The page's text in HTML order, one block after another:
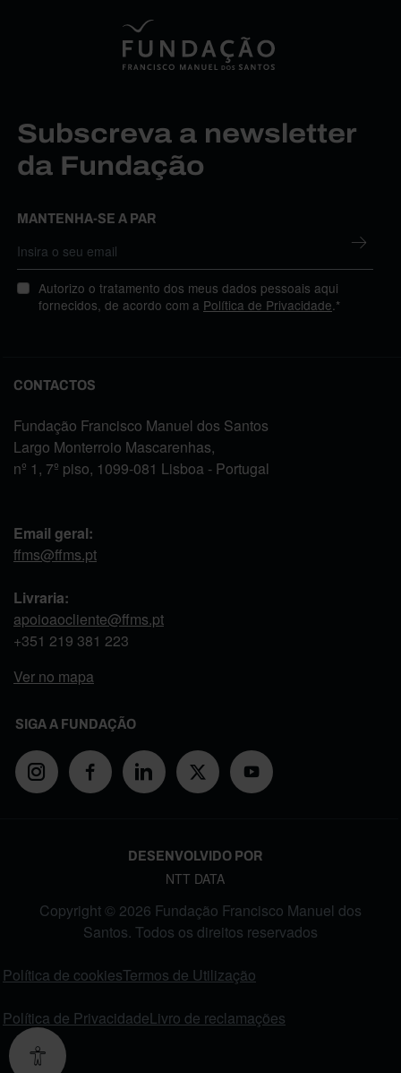
Subscreva a newsletter
da Fundação
MANTENHA-SE A PAR
Autorizo o tratamento dos meus dados pessoais aqui
fornecidos, de acordo com a Política de Privacidade.*
CONTACTOS
Fundação Francisco Manuel dos Santos
Largo Monterroio Mascarenhas,
nº 1, 7º piso, 1099-081 Lisboa - Portugal
Email geral:
ffms@ffms.pt
Livraria:
apoioaocliente@ffms.pt
+351 219 381 223
Ver no mapa
SIGA A FUNDAÇÃO
DESENVOLVIDO POR
NTT DATA
Copyright © 2026 Fundação Francisco Manuel dos
Santos. Todos os direitos reservados
Política de cookiesTermos de Utilização
Política de PrivacidadeLivro de reclamações